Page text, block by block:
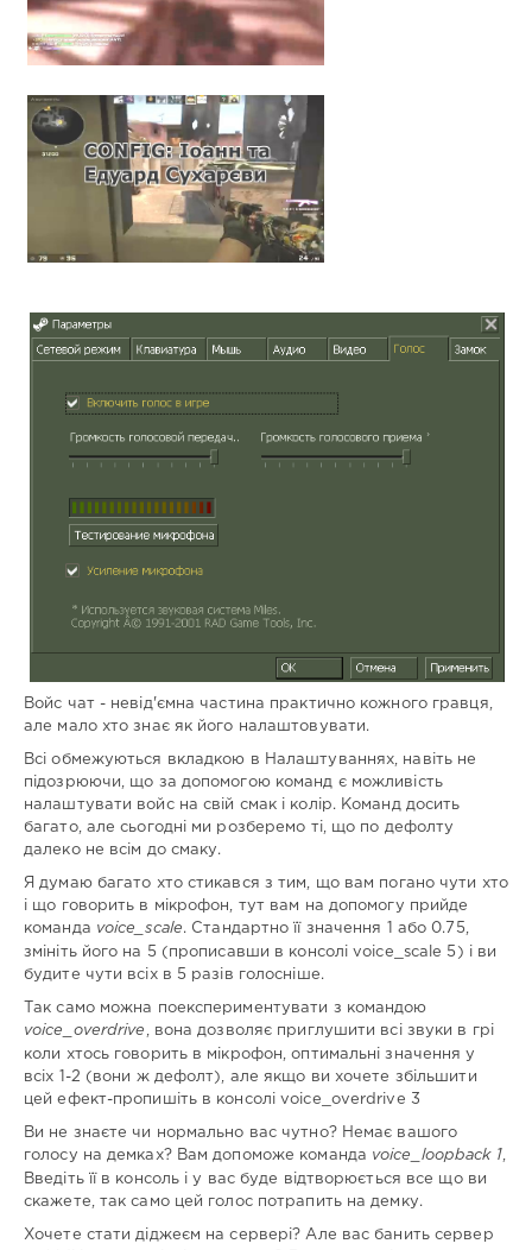
Войс чат - невід'ємна частина практично кожного гравця,
але мало хто знає як його налаштовувати.
Всі обмежуються вкладкою в Налаштуваннях, навіть не
підозрюючи, що за допомогою команд є можливість
налаштувати войс на свій смак і колір. Команд досить
багато, але сьогодні ми розберемо ті, що по дефолту
далеко не всім до смаку.
Я думаю багато хто стикався з тим, що вам погано чути хто
і що говорить в мікрофон, тут вам на допомогу прийде
команда voice_scale. Стандартно її значення 1 або 0.75,
змініть його на 5 (прописавши в консолі voice_scale 5) і ви
будите чути всіх в 5 разів голосніше.
Так само можна поекспериментувати з командою
voice_overdrive
, вона дозволяє приглушити всі звуки в грі
коли хтось говорить в мікрофон, оптимальні значення у
всіх 1-2 (вони ж дефолт), але якщо ви хочете збільшити
цей ефект-пропишіть в консолі voice_overdrive 3
Ви не знаєте чи нормально вас чутно? Немає вашого
голосу на демках? Вам допоможе команда voice_loopback 1,
Введіть її в консоль і у вас буде відтворюється все що ви
скажете, так само цей голос потрапить на демку.
Хочете стати діджеєм на сервері? Але вас банить сервер